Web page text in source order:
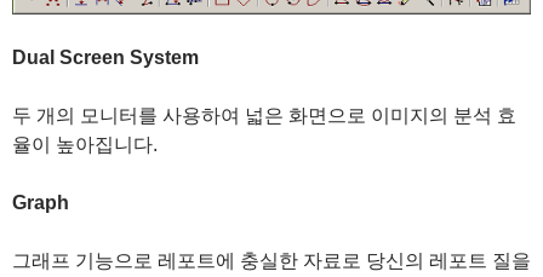
Dual Screen System
두 개의 모니터를 사용하여 넓은 화면으로 이미지의 분석 효
율이 높아집니다.
Graph
그래프 기능으로 레포트에 충실한 자료로 당신의 레포트 질을